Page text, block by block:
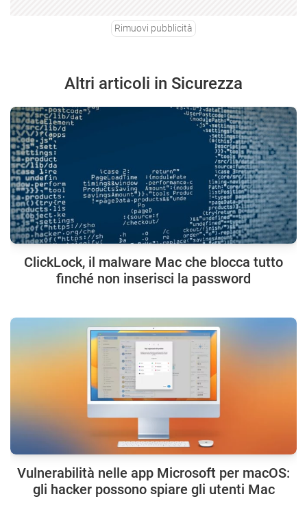
Rimuovi pubblicità
Altri articoli in Sicurezza
ClickLock, il malware Mac che blocca tutto
finché non inserisci la password
Vulnerabilità nelle app Microsoft per macOS:
gli hacker possono spiare gli utenti Mac